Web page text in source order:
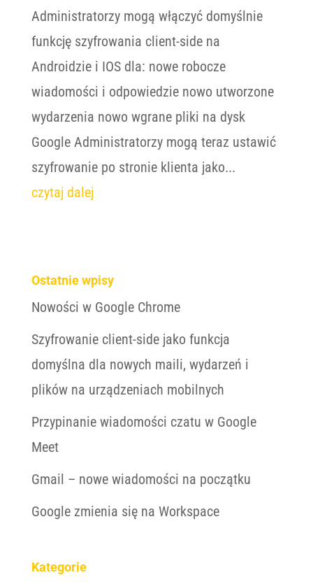
Administratorzy mogą włączyć domyślnie
funkcję szyfrowania client-side na
Androidzie i IOS dla: nowe robocze
wiadomości i odpowiedzie nowo utworzone
wydarzenia nowo wgrane pliki na dysk
Google Administratorzy mogą teraz ustawić
szyfrowanie po stronie klienta jako...
czytaj dalej
Ostatnie wpisy
Nowości w Google Chrome
Szyfrowanie client-side jako funkcja
domyślna dla nowych maili, wydarzeń i
plików na urządzeniach mobilnych
Przypinanie wiadomości czatu w Google
Meet
Gmail – nowe wiadomości na początku
Google zmienia się na Workspace
Kategorie